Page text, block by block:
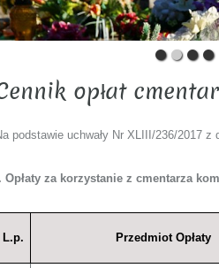
opłat
podstawie uchwały Nr XLIII/236/2017 z
Opłaty za korzystanie z cmentarza
L.p. Przedmiot Opłaty